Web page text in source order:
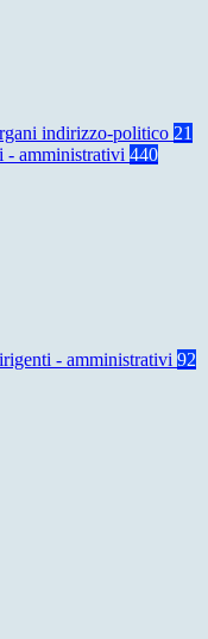
indirizzo-politico 21
- amministrativi 440
- amministrativi 92